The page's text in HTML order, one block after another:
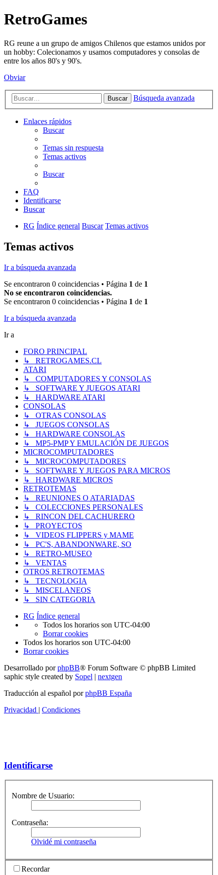
RetroGames
RG reune a un grupo de amigos Chilenos que estamos unidos por
un hobby: Colecionamos y usamos computadores y consolas de
entre los años 80's y 90's.
Obviar
Buscar Búsqueda avanzada
Enlaces rápidos
Buscar
Temas sin respuesta
Temas activos
Buscar
FAQ
Identificarse
Buscar
RG Índice general Buscar Temas activos
Temas activos
Ir a búsqueda avanzada
Se encontraron 0 coincidencias • Página 1 de 1
No se encontraron coincidencias.
Se encontraron 0 coincidencias • Página 1 de 1
Ir a búsqueda avanzada
Ir a
FORO PRINCIPAL
↳ RETROGAMES.CL
ATARI
↳ COMPUTADORES Y CONSOLAS
↳ SOFTWARE Y JUEGOS ATARI
↳ HARDWARE ATARI
CONSOLAS
↳ OTRAS CONSOLAS
↳ JUEGOS CONSOLAS
↳ HARDWARE CONSOLAS
↳ MP5-PMP Y EMULACIÓN DE JUEGOS
MICROCOMPUTADORES
↳ MICROCOMPUTADORES
↳ SOFTWARE Y JUEGOS PARA MICROS
↳ HARDWARE MICROS
RETROTEMAS
↳ REUNIONES O ATARIADAS
↳ COLECCIONES PERSONALES
↳ RINCON DEL CACHURERO
↳ PROYECTOS
↳ VIDEOS FLIPPERS y MAME
↳ PC'S, ABANDONWARE, SO
↳ RETRO-MUSEO
↳ VENTAS
OTROS RETROTEMAS
↳ TECNOLOGIA
↳ MISCELANEOS
↳ SIN CATEGORIA
RG Índice general
Todos los horarios son UTC-04:00
Borrar cookies
Todos los horarios son UTC-04:00
Borrar cookies
Desarrollado porphpBB® Forum Software © phpBB Limited
saphic style created by Sopel | nextgen
Traducción al español porphpBB España
Privacidad | Condiciones
Identificarse
Nombre de Usuario:
Contraseña:
Olvidé mi contraseña
Recordar